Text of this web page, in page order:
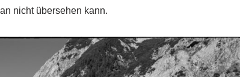
nicht übersehen kann.